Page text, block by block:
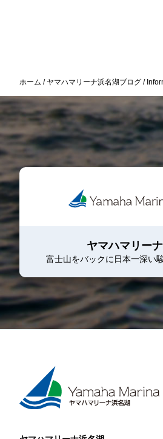
ホーム ヤマハマリーナ浜名湖ブログ
ヤマハマリー
富士山をバックに日本一深い